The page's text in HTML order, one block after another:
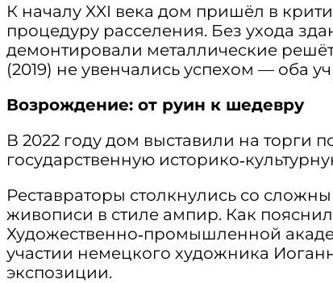
К началу XXI века дом пришёл в
процедуру расселения. Без ухода
демонтировали металлические
(2019) не увенчались успехом — оба
Возрождение: от руин к шедевру
В 2022 году дом выставили на торги
государственную
Реставраторы столкнулись со
живописи в стиле ампир. Как
Художественно‑промышленной
участии немецкого художника
экспозиции.